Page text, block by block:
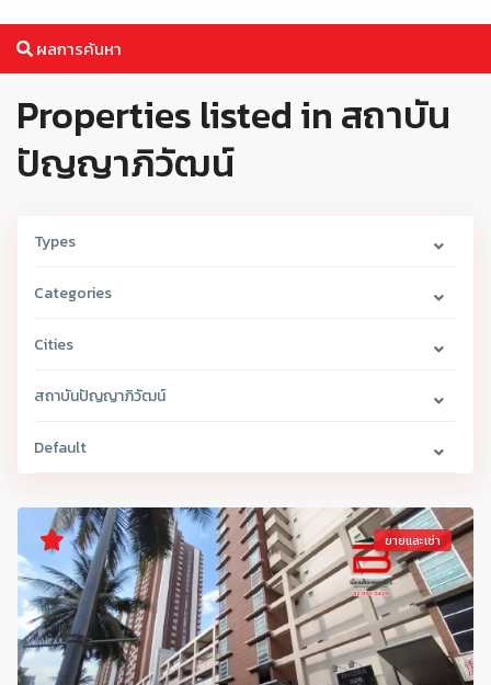
ผลการค้นหา
Properties listed in สถาบัน
ปัญญาภิวัฒน์
Types
Categories
Cities
สถาบันปัญญาภิวัฒน์
Default
ขายและเช่า